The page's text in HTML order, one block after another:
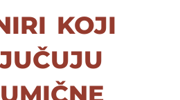
koji